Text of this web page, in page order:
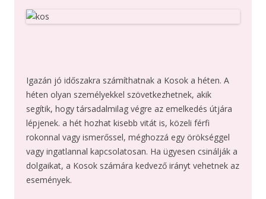
Igazán jó időszakra számíthatnak a Kosok a héten. A
héten olyan személyekkel szövetkezhetnek, akik
segítik, hogy társadalmilag végre az emelkedés útjára
lépjenek. a hét hozhat kisebb vitát is, közeli férfi
rokonnal vagy ismerőssel, méghozzá egy örökséggel
vagy ingatlannal kapcsolatosan. Ha ügyesen csinálják a
dolgaikat, a Kosok számára kedvező irányt vehetnek az
események.